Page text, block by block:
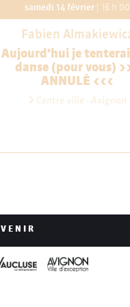
samedi 14 février | 16 h 00
Fabien
Aujourd’hui je
danse (pour vous)
ANNULÉ <<<
Centre ville - Avignon
VENIR